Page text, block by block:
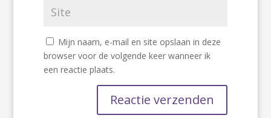
Mijn naam, e-mail en site opslaan in deze
browser voor de volgende keer wanneer ik
een reactie plaats.